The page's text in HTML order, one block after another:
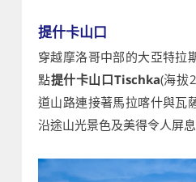
提什卡山口
穿越摩洛哥中部的大亞特拉
點提什卡山口Tischka(海拔
道山路連接著馬拉喀什與瓦
沿途山光景色及美得令人屏